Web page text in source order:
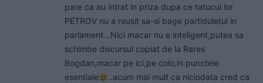
pare ca au intrat in priza dupa ce tatucul lor
PETROV nu a reusit sa-si bage partiduletul in
parlament…Nici macar nu e inteligent,putea sa
schimbe discursul copiat de la Rares
Bogdan,macar pe ici,pe colo,in punctele
esentiale
..acum mai mult ca niciodata cred ca